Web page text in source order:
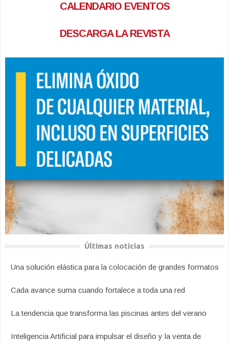
CALENDARIO EVENTOS
DESCARGA LA REVISTA
Últimas noticias
Una solución elástica para la colocación de grandes formatos
Cada avance suma cuando fortalece a toda una red
La tendencia que transforma las piscinas antes del verano
Inteligencia Artificial para impulsar el diseño y la venta de